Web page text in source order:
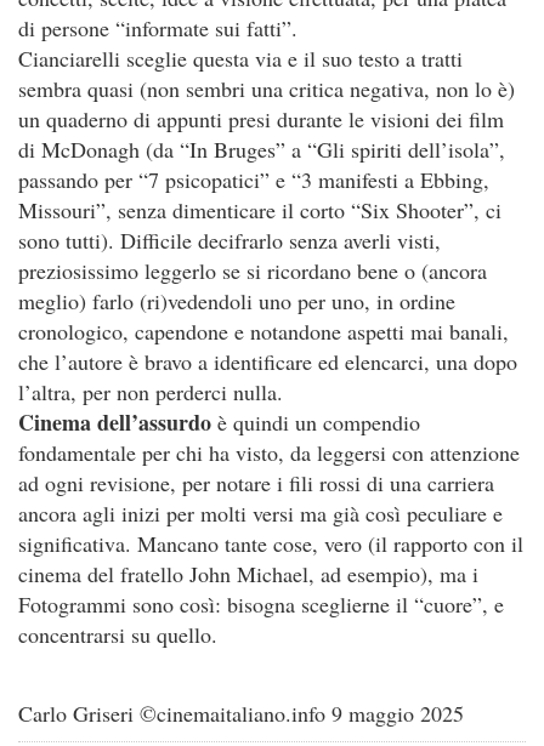
di persone “informate sui fatti”.
Cianciarelli sceglie questa via e il suo testo a tratti
sembra quasi (non sembri una critica negativa, non lo è)
un quaderno di appunti presi durante le visioni dei film
di McDonagh (da “In Bruges” a “Gli spiriti dell’isola”,
passando per “7 psicopatici” e “3 manifesti a Ebbing,
Missouri”, senza dimenticare il corto “Six Shooter”, ci
sono tutti). Difficile decifrarlo senza averli visti,
preziosissimo leggerlo se si ricordano bene o (ancora
meglio) farlo (ri)vedendoli uno per uno, in ordine
cronologico, capendone e notandone aspetti mai banali,
che l’autore è bravo a identificare ed elencarci, una dopo
l’altra, per non perderci nulla.
Cinema dell’assurdo è quindi un compendio
fondamentale per chi ha visto, da leggersi con attenzione
ad ogni revisione, per notare i fili rossi di una carriera
ancora agli inizi per molti versi ma già così peculiare e
significativa. Mancano tante cose, vero (il rapporto con il
cinema del fratello John Michael, ad esempio), ma i
Fotogrammi sono così: bisogna sceglierne il “cuore”, e
concentrarsi su quello.
Carlo Griseri ©cinemaitaliano.info 9 maggio 2025